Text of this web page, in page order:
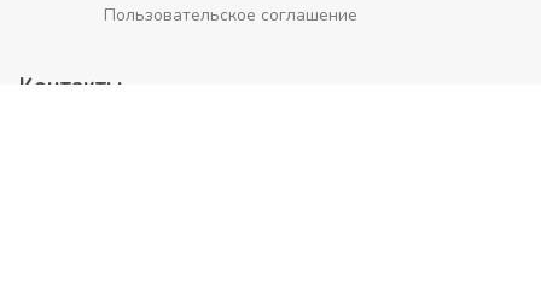
Пользовательское соглашение
Контакты